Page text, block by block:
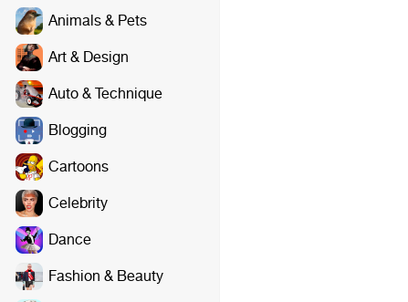
Animals & Pets
Art & Design
Auto & Technique
Blogging
Cartoons
Celebrity
Dance
Fashion & Beauty